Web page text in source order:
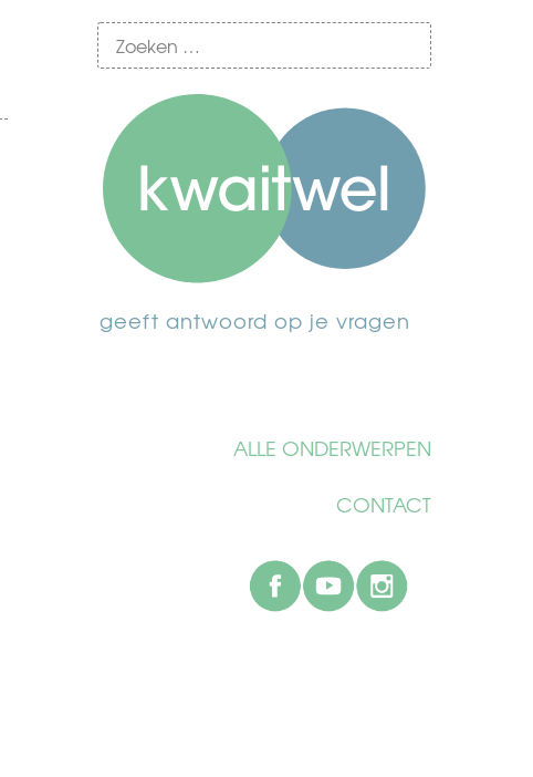
geeft antwoord op je vragen
ALLE ONDERWERPEN
CONTACT
facebook